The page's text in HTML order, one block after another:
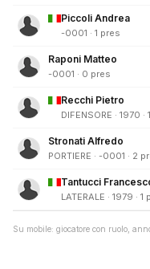
Piccoli Andrea
-0001 · 1 pres
Raponi Matteo
-0001 · 0 pres
Recchi Pietro
DIFENSORE · 1970 ·
Stronati Alfredo
PORTIERE · -0001 · 2
Tantucci
LATERALE · 1979 · 1
Su mobile: giocatore con ruolo,